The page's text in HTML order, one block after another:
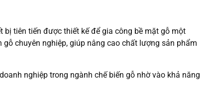
bị tiên tiến được thiết kế để gia công bề mặt gỗ một
chuyên nghiệp, giúp nâng cao chất lượng sản phẩm
nghiệp trong ngành chế biến gỗ nhờ vào khả năng